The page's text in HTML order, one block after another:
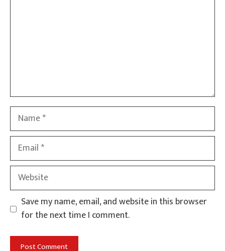
Name
Email
Website
Save my name, email, and website in this browser
for the next time I comment.